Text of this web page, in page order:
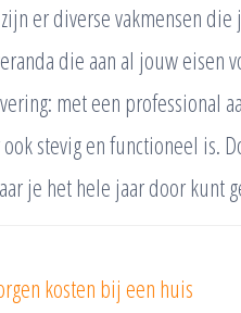
er diverse vakmensen
die aan al jouw eisen
met een professional
stevig en functioneel is.
je het hele jaar door kunt
kosten bij een huis